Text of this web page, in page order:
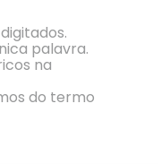
palavra.
na
do termo